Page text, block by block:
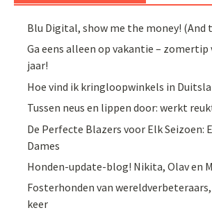
Blu Digital, show me the money! (And
Ga eens alleen op vakantie –
jaar!
Hoe vind ik kringloopwinkels in
Tussen neus en lippen door: werkt
De Perfecte Blazers voor Elk Seizoen:
Dames
Honden-update-blog! Nikita, Olav en
Fosterhonden van
keer